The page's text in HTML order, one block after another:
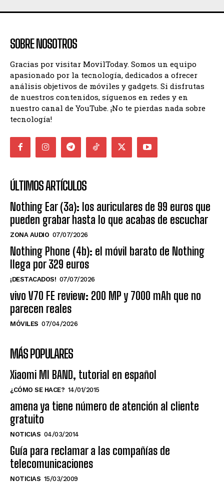
SOBRE NOSOTROS
Gracias por visitar MovilToday. Somos un equipo
apasionado por la tecnología, dedicados a ofrecer
análisis objetivos de móviles y gadgets. Si disfrutas
de nuestros contenidos, síguenos en redes y en
nuestro canal de YouTube. ¡No te pierdas nada sobre
tecnología!
ÚLTIMOS ARTÍCULOS
Nothing Ear (3a): los auriculares de 99 euros que
pueden grabar hasta lo que acabas de escuchar
ZONA AUDIO 07/07/2026
Nothing Phone (4b): el móvil barato de Nothing
llega por 329 euros
¡DESTACADOS! 07/07/2026
vivo V70 FE review: 200 MP y 7000 mAh que no
parecen reales
MÓVILES 07/04/2026
MÁS POPULARES
Xiaomi MI BAND, tutorial en español
¿CÓMO SE HACE? 14/01/2015
amena ya tiene número de atención al cliente
gratuito
NOTICIAS 04/03/2014
Guía para reclamar a las compañías de
telecomunicaciones
NOTICIAS 15/03/2009